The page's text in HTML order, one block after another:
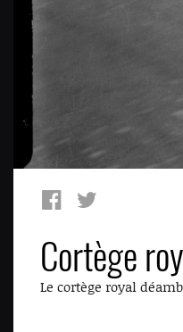
Cortège
Le cortège royal